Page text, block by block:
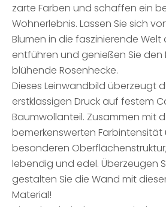
zarte Farben und schaffen ein
Wohnerlebnis. Lassen Sie sich
Blumen in die faszinierende Welt
entführen und genießen Sie den
blühende Rosenhecke.
Dieses Leinwandbild überzeugt
erstklassigen Druck auf festem
Baumwollanteil. Zusammen mit
bemerkenswerten Farbintensität
besonderen
lebendig und edel. Überzeugen
gestalten Sie die Wand mit
Material!